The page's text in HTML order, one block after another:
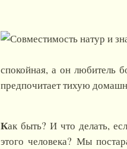
спокойная, а он любитель
предпочитает тихую
Как быть? И что делать,
этого человека? Мы